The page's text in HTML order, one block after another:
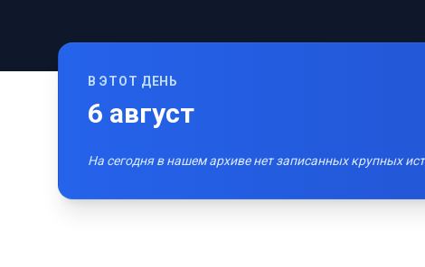
В ЭТОТ ДЕНЬ
6 август
На сегодня в нашем архиве нет записанных крупных